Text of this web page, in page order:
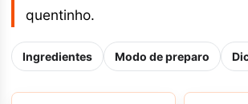
quentinho.
Ingredientes Modo de preparo